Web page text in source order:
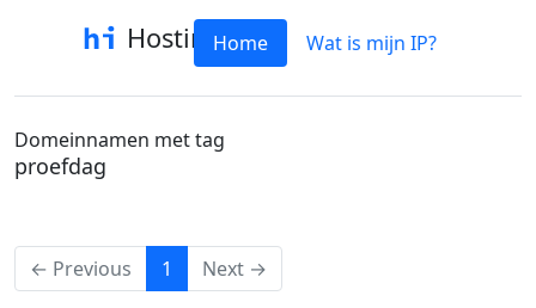
HostinfoHome Wat is mijn IP?
Domeinnamen met tag
proefdag
← Previous 1 (current)
Next →